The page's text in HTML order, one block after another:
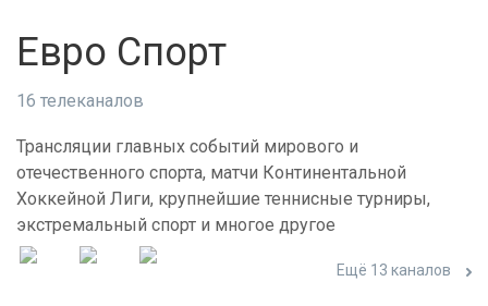
Евро Спорт
16 телеканалов
Трансляции главных событий мирового и
отечественного спорта, матчи Континентальной
Хоккейной Лиги, крупнейшие теннисные турниры,
экстремальный спорт и многое другое
Ещё 13 каналов